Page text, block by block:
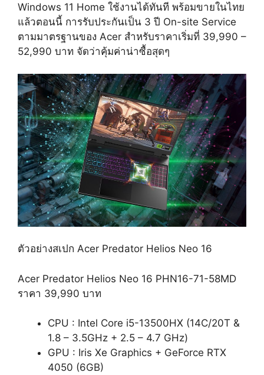
Windows 11 Home ใช้งานได้ทันที พร้อมขายในไทย
แล้วตอนนี้ การรับประกันเป็น 3 ปี On-site Service
ตามมาตรฐานของ Acer สำหรับราคาเริ่มที่ 39,990 –
52,990 บาท จัดว่าคุ้มค่าน่าซื้อสุดๆ
ตัวอย่างสเปก Acer Predator Helios Neo 16
Acer Predator Helios Neo 16 PHN16-71-58MD
ราคา 39,990 บาท
CPU : Intel Core i5-13500HX (14C/20T &
1.8 – 3.5GHz + 2.5 – 4.7 GHz)
GPU : Iris Xe Graphics + GeForce RTX
4050 (6GB)